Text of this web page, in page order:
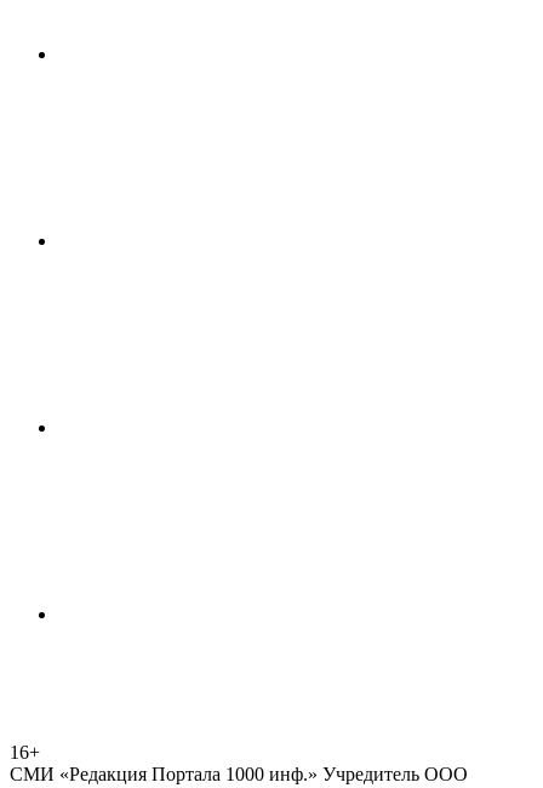
16+
СМИ «Редакция Портала 1000 инф.» Учредитель ООО